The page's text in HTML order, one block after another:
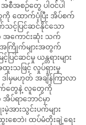
အစဉ်တွေ ပါဝင်ပါ
ထောက်ပံ့ပြီး အိပ်စက်
င့်ပြင်ဆင်နိုင်သော
အကောင်းဆုံး သက်
အကြိုက်များအတွက်
င်ဆင်မှု ယန္တရားများ
းသဖြင့် လှုပ်ရှားမှု
မှမဟုတ် အချိန်ကြာလာ
ျက်တွေနဲ့ လူတွေကို
အိပ်ရာဘောင်မှာ
မဲ့အားသွင်းပက်များ
းစေဘဲ၊ ထပ်မံတိုးချဲ့ရေး